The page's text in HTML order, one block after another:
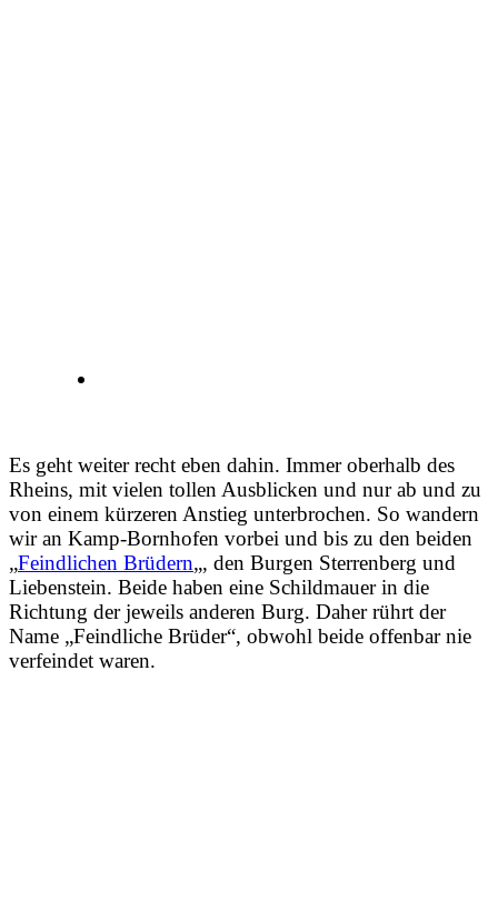
Es geht weiter recht eben dahin. Immer oberhalb des
Rheins, mit vielen tollen Ausblicken und nur ab und zu
von einem kürzeren Anstieg unterbrochen. So wandern
wir an Kamp-Bornhofen vorbei und bis zu den beiden
„Feindlichen Brüdern„, den Burgen Sterrenberg und
Liebenstein. Beide haben eine Schildmauer in die
Richtung der jeweils anderen Burg. Daher rührt der
Name „Feindliche Brüder“, obwohl beide offenbar nie
verfeindet waren.